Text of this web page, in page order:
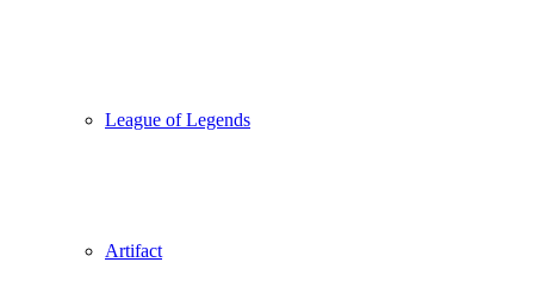
League of Legends
Artifact